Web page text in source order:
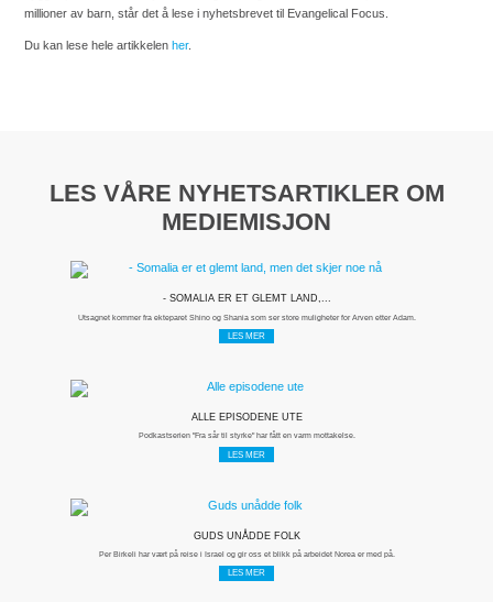
millioner av barn, står det å lese i nyhetsbrevet til Evangelical Focus.
Du kan lese hele artikkelen her.
LES VÅRE NYHETSARTIKLER OM
MEDIEMISJON
- SOMALIA ER ET GLEMT LAND,...
Utsagnet kommer fra ekteparet Shino og Shania som ser store muligheter for Arven etter Adam.
LES MER
ALLE EPISODENE UTE
Podkastserien "Fra sår til styrke" har fått en varm mottakelse.
LES MER
GUDS UNÅDDE FOLK
Per Birkeli har vært på reise i Israel og gir oss et blikk på arbeidet Norea er med på.
LES MER